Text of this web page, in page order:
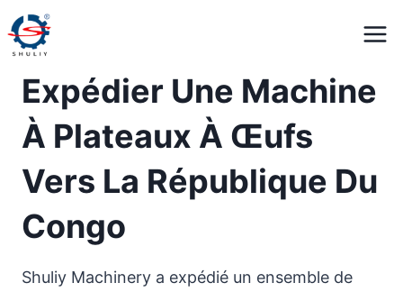
Aller
au
contenu
Expédier Une Machine
À Plateaux À Œufs
Vers La République Du
Congo
Shuliy Machinery a expédié un ensemble de